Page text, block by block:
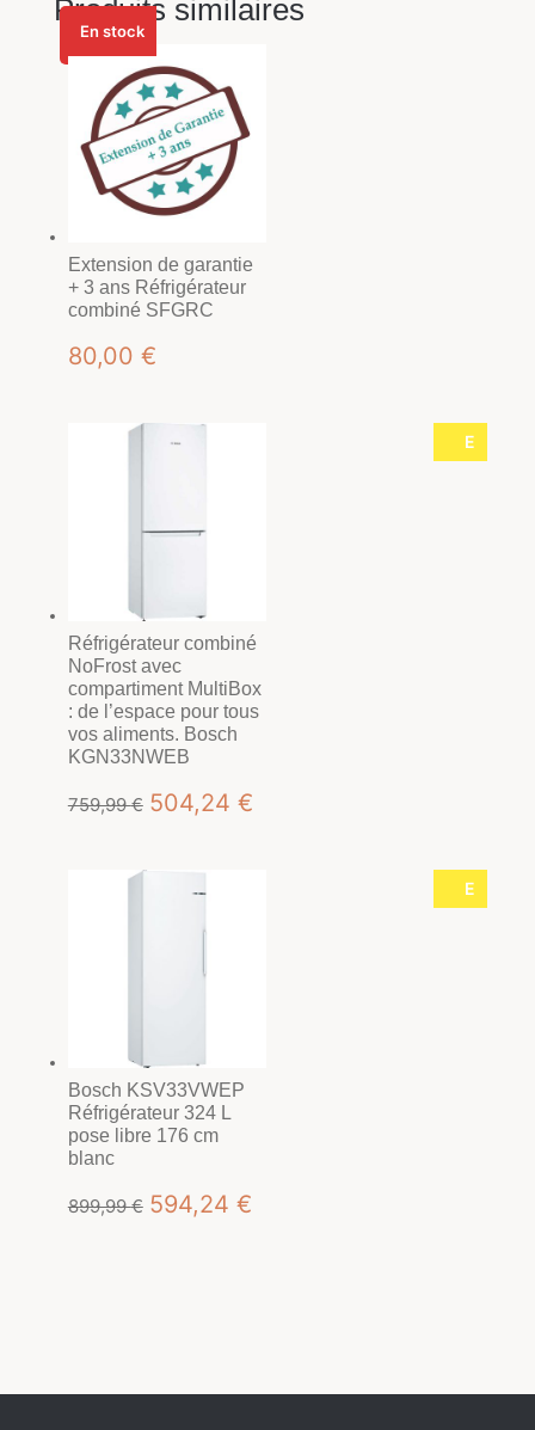
Produits similaires
Extension de garantie
+ 3 ans Réfrigérateur
combiné SFGRC
80,00 €
E
Réfrigérateur combiné
NoFrost avec
compartiment MultiBox
: de l’espace pour tous
vos aliments. Bosch
KGN33NWEB
759,99€ Le
était :
759,99 €.
504,24 €Le
En stock
E
Bosch KSV33VWEP
Réfrigérateur 324 L
pose libre 176 cm
blanc
899,99€ Le
594,24 €Le